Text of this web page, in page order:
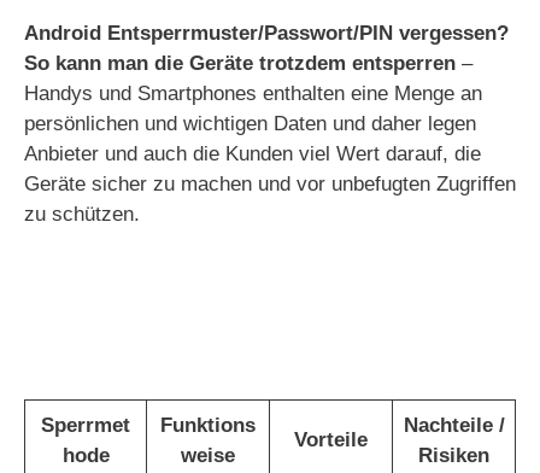
V
i
d
Android Entsperrmuster/Passwort/PIN vergessen?
So kann man die Geräte trotzdem entsperren –
Handys und Smartphones enthalten eine Menge an
persönlichen und wichtigen Daten und daher legen
Anbieter und auch die Kunden viel Wert darauf, die
Geräte sicher zu machen und vor unbefugten Zugriffen
zu schützen.
Sperrmet
hode
Funktions
weise
Vorteile
Nachteile /
Risiken